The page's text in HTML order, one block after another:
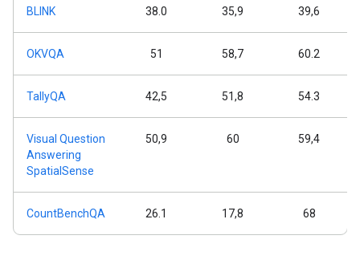
BLINK 38.0 35,9 39,6
OKVQA 51 58,7 60.2
TallyQA 42,5 51,8 54.3
Visual Question
Answering
SpatialSense
50,9 60 59,4
CountBenchQA 26.1 17,8 68